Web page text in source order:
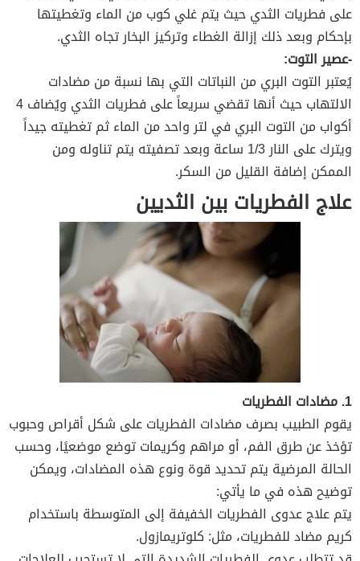
على فطريات الثدي حيث يتم غلي كوب من الماء وتغطيتها
بإحكام وبعد ذلك إزالة الغطاء وتركيز البخار تجاه الثدي.
-عصير التوت:
يُعتبر التوت البري من النباتات التي بها نسبة من مضادات
الالتهاب حيث أنها تقضي سريعاً على فطريات الثدي ويُضاف 4
أكواب من التوت البري في لتر واحد من الماء ثم تغطيته جيداً
ويترك على النار 1/3 ساعة وبعد تصفيته يتم تناوله ومن
الممكن إضافة القليل من السكر.
علاج الفطريات بين الثديين
1. مضادات الفطريات
يقوم الطبيب بصرف مضادات الفطريات على شكل أقراص وحبوب
تؤخذ عن طرق الفم، أو مراهم وكريمات توضع موضعيًا، وحسب
الحالة المرضية يتم تحديد قوة ونوع هذه المضادات، ويمكن
توضيح هذه في ما يأتي:
يتم علاج عدوى الفطريات الخفيفة إلى المتوسطة باستخدام
كريم مضاد للفطريات، مثل: كلوتريمازول.